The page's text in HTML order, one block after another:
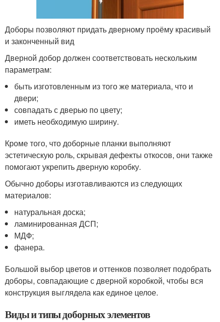
Доборы позволяют придать дверному проёму красивый
и законченный вид
Дверной добор должен соответствовать нескольким
параметрам:
быть изготовленным из того же материала, что и
двери;
совпадать с дверью по цвету;
иметь необходимую ширину.
Кроме того, что доборные планки выполняют
эстетическую роль, скрывая дефекты откосов, они также
помогают укрепить дверную коробку.
Обычно доборы изготавливаются из следующих
материалов:
натуральная доска;
ламинированная ДСП;
МДФ;
фанера.
Большой выбор цветов и оттенков позволяет подобрать
доборы, совпадающие с дверной коробкой, чтобы вся
конструкция выглядела как единое целое.
Виды и типы доборных элементов